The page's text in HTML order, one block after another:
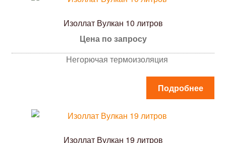
Изоллат Вулкан 10 литров
Цена по запросу
Негорючая термоизоляция
Подробнее
Изоллат Вулкан 19 литров